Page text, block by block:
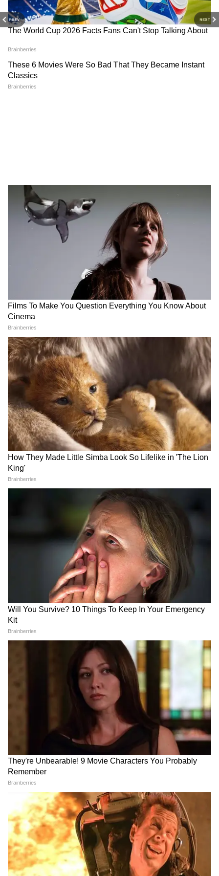
PREV NEXT
Image Credit :
बुवाई का सही तरीका और मिट्टी की तैयारी
सके। यदि बेल वाली किस्म लगा रहे हैं तो शुरुआत में ही
सहारा देने की व्यवस्था कर दें।
इसे भी पढ़ें-Monsoon Flowering Plants:
मानसून से पहले लगा दें गुलमेंहदी, कुछ ही हफ्तों में
फूलों से भर जाएगा गमला
Image Credit :Myhappy_garden Instagram
ऐसे करें देखभाल, जल्दी मिलेगी पहली फसल
लोबिया को अधिक पानी की जरूरत नहीं होती। बारिश के
मौसम में केवल तब सिंचाई करें जब मिट्टी सूखी दिखाई दे।
पौधों के आसपास खरपतवार न जमने दें और समय-समय
पर हल्की गुड़ाई करते रहें। फूल आने के दौरान जैविक
खाद या वर्मी कम्पोस्ट डालने से फलियों की संख्या बढ़ती
है और पौधे में लंबे समय तक फसल आते रहता है।
Image Credit :Plantpower1550 And Myhappy_garden Instagram
कब करें तुड़ाई और कैसे बढ़ाएं उत्पादन
बुवाई के लगभग 20 से 25 दिन बाद कोमल फलियां
तोड़ना शुरू कर सकते हैं। फलियों की नियमित तुड़ाई करने
से पौधे पर नए फूल और नई फलियां लगातार बनती रहती
हैं। यदि समय पर तुड़ाई की जाए तो एक ही पौधे से कई
हफ्तों तक ताजी लोबिया मिलती रहती है। यही कारण है
कि यह मानसून के मौसम की सबसे तेज़ी से तैयार होने
वाली और ज्यादा उत्पादन देने वाली सब्जियों में गिनी जाती
इसे भी पढ़ें-घर के खाली कोने को दें लग्जरी लुक, रखें
फैंसी वुडन प्लांट स्टैंड
LATEST VIDEOS